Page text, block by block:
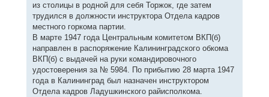
из столицы в родной для себя Торжок, где затем
трудился в должности инструктора Отдела кадров
местного горкома партии.
В марте 1947 года Центральным комитетом ВКП(б)
направлен в распоряжение Калининградского обкома
ВКП(б) с выдачей на руки командировочного
удостоверения за № 5984. По прибытию 28 марта 1947
года в Калининград был назначен инструктором
Отдела кадров Ладушкинского райисполкома.